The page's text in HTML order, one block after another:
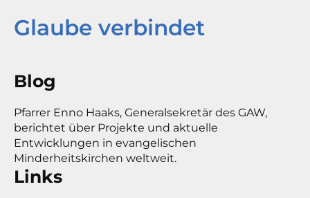
Glaube verbindet
Blog
Pfarrer Enno Haaks, Generalsekretär des GAW,
berichtet über Projekte und aktuelle
Entwicklungen in evangelischen
Minderheitskirchen weltweit.
Links